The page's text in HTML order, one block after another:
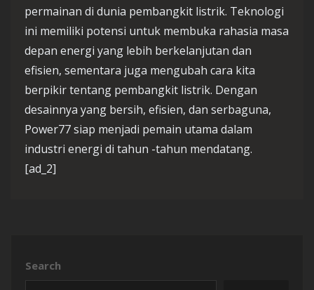
permainan di dunia pembangkit listrik. Teknologi
ini memiliki potensi untuk membuka rahasia masa
depan energi yang lebih berkelanjutan dan
efisien, sementara juga mengubah cara kita
berpikir tentang pembangkit listrik. Dengan
desainnya yang bersih, efisien, dan serbaguna,
Power77 siap menjadi pemain utama dalam
industri energi di tahun -tahun mendatang.
[ad_2]
Search